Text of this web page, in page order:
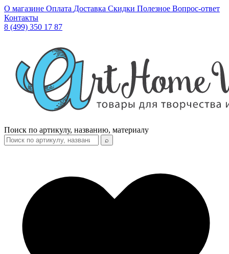
О магазине Оплата Доставка Скидки Полезное Вопрос-ответ
Контакты
8 (499) 350 17 87
Поиск по артикулу, названию, материалу
⌕